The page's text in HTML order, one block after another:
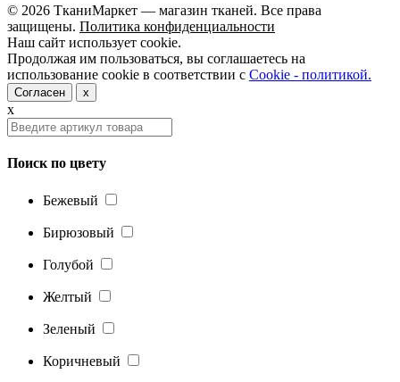
© 2026 ТканиМаркет — магазин тканей. Все права
защищены. Политика конфиденциальности
Наш сайт использует cookie.
Продолжая им пользоваться, вы соглашаетесь на
использование cookie в соответствии с Cookie - политикой.
Согласен x
x
Поиск по цвету
Бежевый
Бирюзовый
Голубой
Желтый
Зеленый
Коричневый